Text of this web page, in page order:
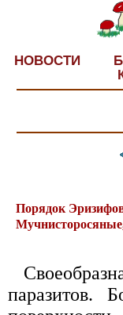
НОВОСТИ
Порядок
паразитов.